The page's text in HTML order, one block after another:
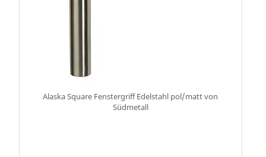
Alaska Square Fenstergriff Edelstahl pol/matt von
Südmetall